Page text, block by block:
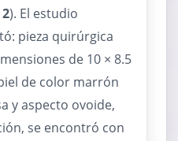
). El estudio
pieza quirúrgica
de 10 × 8.5
de color marrón
y aspecto ovoide,
se encontró con